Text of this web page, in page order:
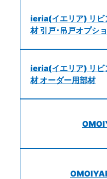
ieria(イエリア) リビ
材 引戸･吊戸オプシ
ieria(イエリア) リビ
材 オーダー用部材